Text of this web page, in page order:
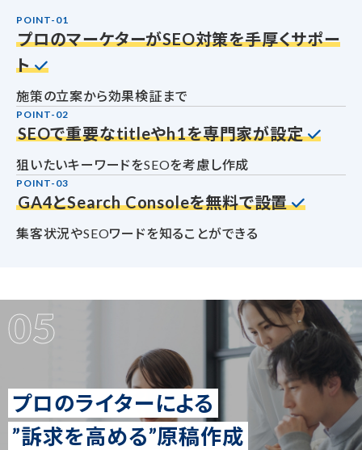
POINT-01
プロのマーケターがSEO対策を手厚くサポー
ト
施策の立案から効果検証まで
POINT-02
SEOで重要なtitleやh1を専門家が設定
狙いたいキーワードをSEOを考慮し作成
POINT-03
GA4とSearch Consoleを無料で設置
集客状況やSEOワードを知ることができる
05
プロのライターによる
”訴求を高める”原稿作成